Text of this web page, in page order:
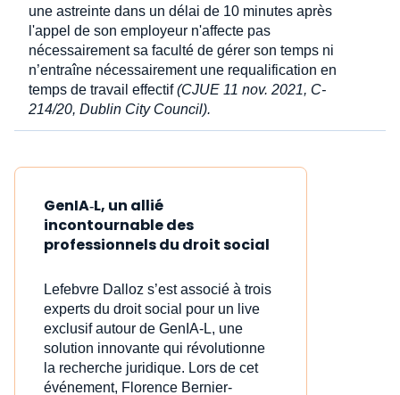
une astreinte dans un délai de 10 minutes après
l'appel de son employeur n'affecte pas
nécessairement sa faculté de gérer son temps ni
n’entraîne nécessairement une requalification en
temps de travail effectif(CJUE 11 nov. 2021, C-
214/20, Dublin City Council).
GenIA‑L, un allié
incontournable des
professionnels du droit social
Lefebvre Dalloz s’est associé à trois
experts du droit social pour un live
exclusif autour de GenIA‑L, une
solution innovante qui révolutionne
la recherche juridique. Lors de cet
événement, Florence Bernier-